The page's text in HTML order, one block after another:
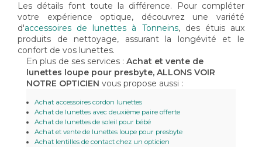
Les détails font toute la différence. Pour compléter
votre expérience optique, découvrez une variété
d'accessoires de lunettes à Tonneins, des étuis aux
produits de nettoyage, assurant la longévité et le
confort de vos lunettes.
En plus de ses services : Achat et vente de
lunettes loupe pour presbyte, ALLONS VOIR
NOTRE OPTICIEN vous propose aussi :
Achat accessoires cordon lunettes
Achat de lunettes avec deuxième paire offerte
Achat de lunettes de soleil pour bébé
Achat et vente de lunettes loupe pour presbyte
Achat lentilles de contact chez un opticien